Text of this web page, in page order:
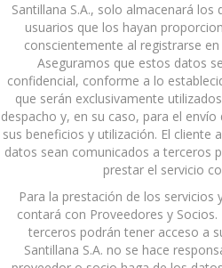
Santillana S.A., solo almacenará
usuarios que los hayan
conscientemente al registrarse en
Aseguramos que estos datos
confidencial, conforme a lo
que serán exclusivamente
despacho y, en su caso, para el
sus beneficios y utilización. El cliente
datos sean comunicados a terceros
prestar el servicio
Para la prestación de los servicios
contará con Proveedores y
terceros podrán tener acceso a
Santillana S.A. no se hace